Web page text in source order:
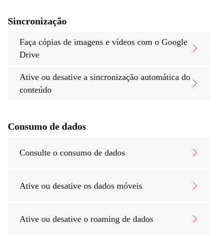
Sincronização
Faça cópias de imagens e vídeos com o Google
Drive
Ative ou desative a sincronização automática do
conteúdo
Consumo de dados
Consulte o consumo de dados
Ative ou desative os dados móveis
Ative ou desative o roaming de dados